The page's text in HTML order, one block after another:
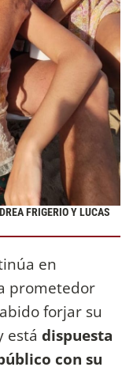
FRIGERIO Y LUCAS
en
prometedor
forjar su
está dispuesta
con su